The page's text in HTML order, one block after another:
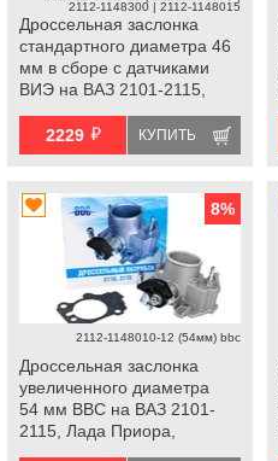
2112-1148300 | 2112-1148015
Дроссельная заслонка
стандартного диаметра 46
мм в сборе с датчиками
ВИЭ на ВАЗ 2101-2115,
Гранта
2229 й КУПИТЬ
8%
2112-1148010-12 (54мм) bbc
Дроссельная заслонка
увеличенного диаметра
54 мм ВВС на ВАЗ 2101-
2115, Лада Приора,